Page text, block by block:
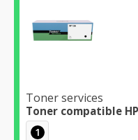
Toner services
Toner compatible
1